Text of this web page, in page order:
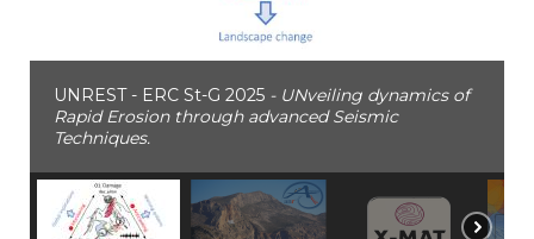
UNREST - ERC St-G 2025 - UNveiling dynamics of
Rapid Erosion through advanced Seismic
Techniques.